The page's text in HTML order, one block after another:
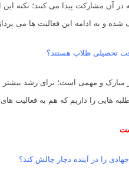
آن مشارکت پیدا می کنند؛ نکته
و به ادامه این فعالیت ها می
تحصیلی طلاب هستند؟
و مهمی است؛ برای رشد بیشتر
هایی را داریم که هم به فعالیت
را در آینده دچار چالش کند؟